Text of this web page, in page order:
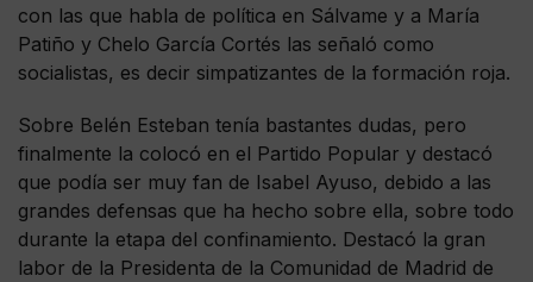
con las que habla de política en Sálvame y a María
Patiño y Chelo García Cortés las señaló como
socialistas, es decir simpatizantes de la formación roja.
Sobre Belén Esteban tenía bastantes dudas, pero
finalmente la colocó en el Partido Popular y destacó
que podía ser muy fan de Isabel Ayuso, debido a las
grandes defensas que ha hecho sobre ella, sobre todo
durante la etapa del confinamiento. Destacó la gran
labor de la Presidenta de la Comunidad de Madrid de